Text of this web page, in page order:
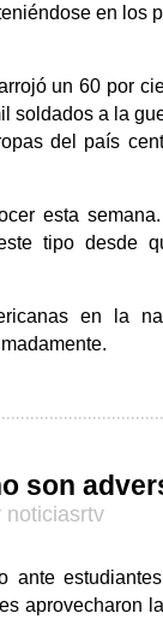
en los
un 60 por
soldados a la
del país
esta
tipo desde
en la
son
noticiasrtv
ante
aprovecharon